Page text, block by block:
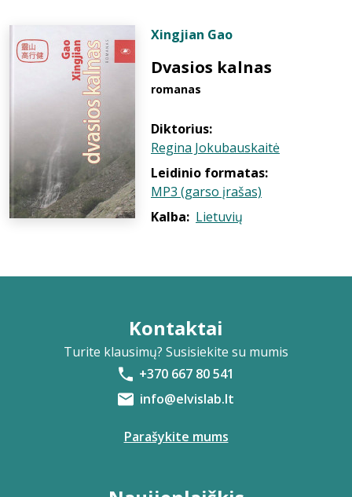
Xingjian Gao
Dvasios kalnas
romanas
Diktorius:
Regina Jokubauskaitė
Leidinio formatas:
MP3 (garso įrašas)
Kalba: Lietuvių
Kontaktai
Turite klausimų? Susisiekite su mumis
+370 667 80 541
info@elvislab.lt
Parašykite mums